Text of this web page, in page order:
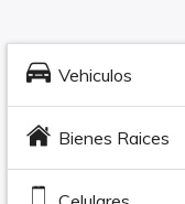
Vehiculos
Bienes Raices